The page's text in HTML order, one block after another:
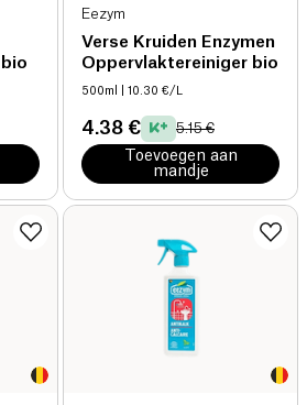
Eezym
Verse Kruiden Enzymen
Oppervlaktereiniger bio
500ml | 10.30 €/L
4.38 € 5.15 €
Toevoegen aan
mandje